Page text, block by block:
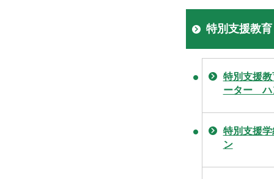
特別支援教育
特別支援
ーター ハ
特別支援
ン